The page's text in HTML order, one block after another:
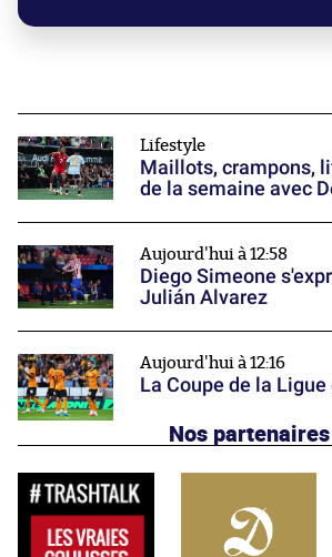
Lifestyle
Maillots, crampons,
de la semaine avec
Aujourd'hui à 12:58
Diego Simeone
Julián Alvarez
Aujourd'hui à 12:16
La Coupe de la
Nos partenaires